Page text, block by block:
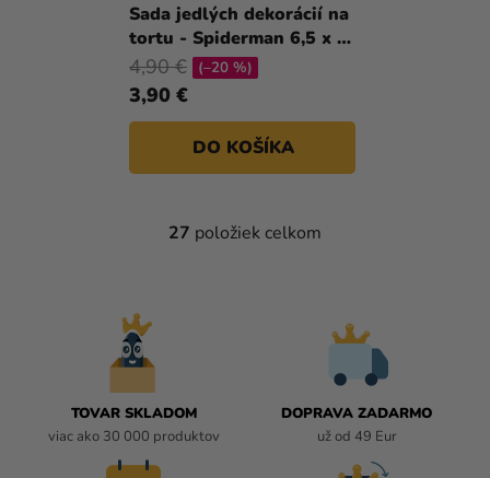
Sada jedlých dekorácií na
tortu - Spiderman 6,5 x 4
cm
3,90 €
4,90 € (–20 %)
DO KOŠÍKA
O
27 položiek celkom
TOVAR SKLADOM
viac ako 30 000 produktov
DOPRAVA ZADARMO
už od 49 Eur